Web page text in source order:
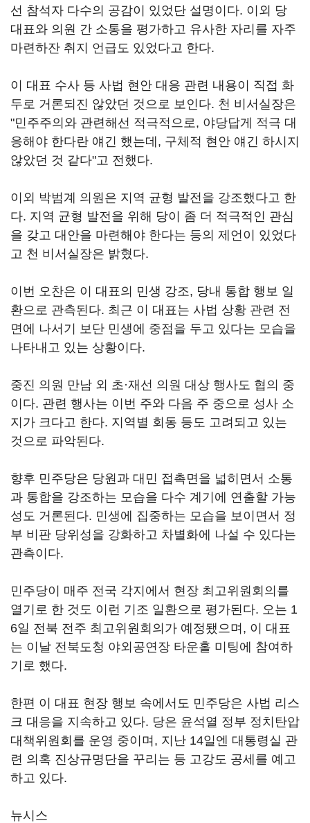
선 참석자 다수의 공감이 있었단 설명이다. 이외 당
대표와 의원 간 소통을 평가하고 유사한 자리를 자주
마련하잔 취지 언급도 있었다고 한다.
이 대표 수사 등 사법 현안 대응 관련 내용이 직접 화
두로 거론되진 않았던 것으로 보인다. 천 비서실장은
"민주주의와 관련해선 적극적으로, 야당답게 적극 대
응해야 한다란 얘긴 했는데, 구체적 현안 얘긴 하시지
않았던 것 같다"고 전했다.
이외 박범계 의원은 지역 균형 발전을 강조했다고 한
다. 지역 균형 발전을 위해 당이 좀 더 적극적인 관심
을 갖고 대안을 마련해야 한다는 등의 제언이 있었다
고 천 비서실장은 밝혔다.
이번 오찬은 이 대표의 민생 강조, 당내 통합 행보 일
환으로 관측된다. 최근 이 대표는 사법 상황 관련 전
면에 나서기 보단 민생에 중점을 두고 있다는 모습을
나타내고 있는 상황이다.
중진 의원 만남 외 초·재선 의원 대상 행사도 협의 중
이다. 관련 행사는 이번 주와 다음 주 중으로 성사 소
지가 크다고 한다. 지역별 회동 등도 고려되고 있는
것으로 파악된다.
향후 민주당은 당원과 대민 접촉면을 넓히면서 소통
과 통합을 강조하는 모습을 다수 계기에 연출할 가능
성도 거론된다. 민생에 집중하는 모습을 보이면서 정
부 비판 당위성을 강화하고 차별화에 나설 수 있다는
관측이다.
민주당이 매주 전국 각지에서 현장 최고위원회의를
열기로 한 것도 이런 기조 일환으로 평가된다. 오는 1
6일 전북 전주 최고위원회의가 예정됐으며, 이 대표
는 이날 전북도청 야외공연장 타운홀 미팅에 참여하
기로 했다.
한편 이 대표 현장 행보 속에서도 민주당은 사법 리스
크 대응을 지속하고 있다. 당은 윤석열 정부 정치탄압
대책위원회를 운영 중이며, 지난 14일엔 대통령실 관
련 의혹 진상규명단을 꾸리는 등 고강도 공세를 예고
하고 있다.
뉴시스